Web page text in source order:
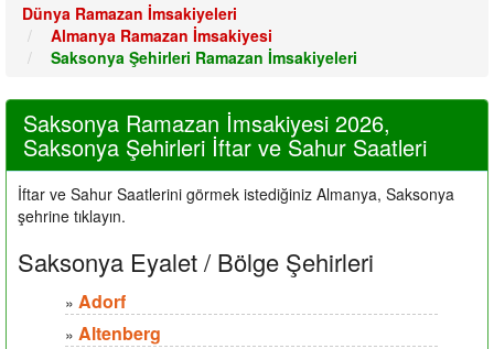
Dünya Ramazan İmsakiyeleri
Almanya Ramazan İmsakiyesi
Saksonya Şehirleri Ramazan İmsakiyeleri
Saksonya Ramazan İmsakiyesi 2026,
Saksonya Şehirleri İftar ve Sahur Saatleri
İftar ve Sahur Saatlerini görmek istediğiniz Almanya, Saksonya
şehrine tıklayın.
Saksonya Eyalet / Bölge Şehirleri
» Adorf
» Altenberg